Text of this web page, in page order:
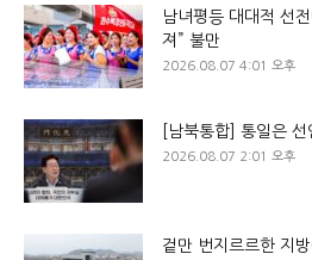
남녀평등 대대적 선
져” 불만
2026.08.07 4:01 오후
[남북통합] 통일은
2026.08.07 2:01 오후
겉만 번지르르한 지